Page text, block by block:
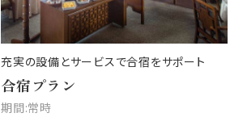
充実の設備とサービスで合宿をサポート
合宿プラン
期間:常時